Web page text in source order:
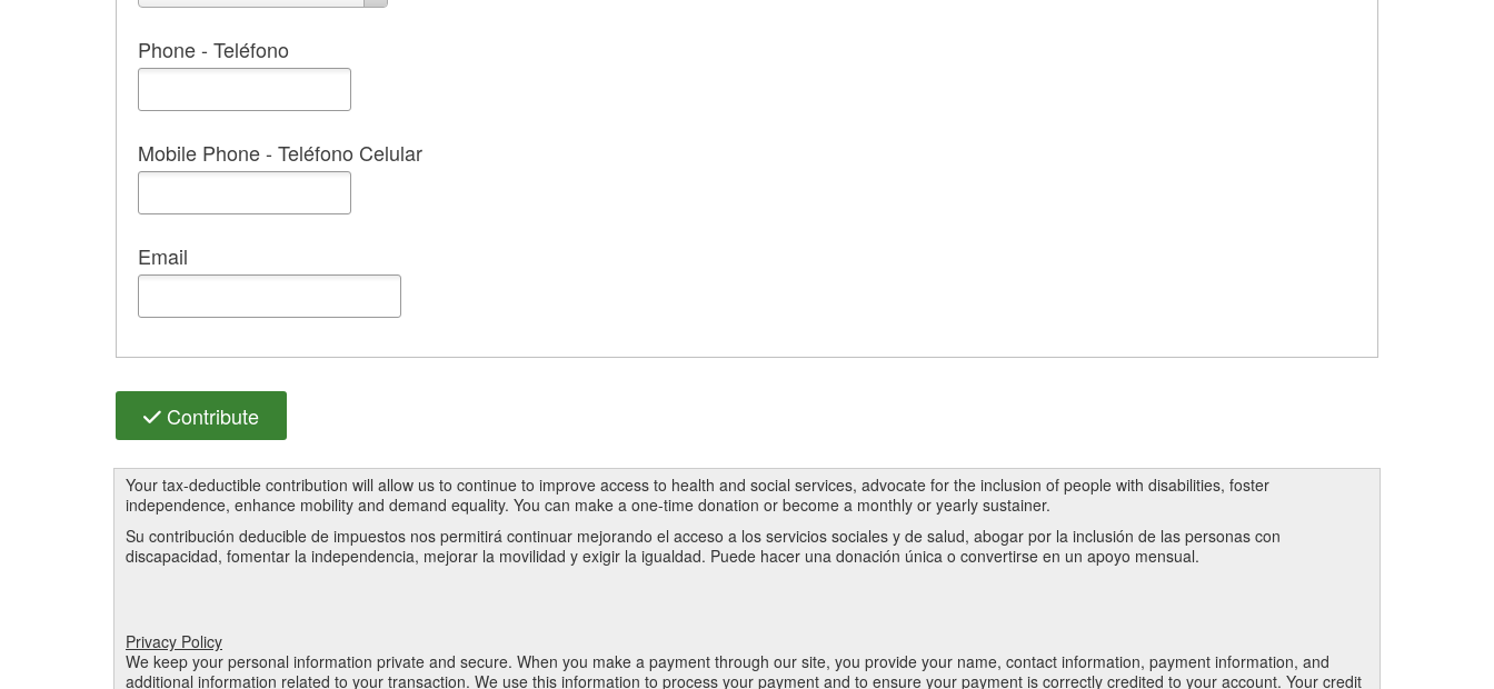
Phone - Teléfono
Mobile Phone - Teléfono Celular
Email
Contribute
Your tax-deductible contribution will allow us to continue to improve access to health and social services, advocate for the inclusion of people with disabilities, foster
independence, enhance mobility and demand equality. You can make a one-time donation or become a monthly or yearly sustainer.
Su contribución deducible de impuestos nos permitirá continuar mejorando el acceso a los servicios sociales y de salud, abogar por la inclusión de las personas con
discapacidad, fomentar la independencia, mejorar la movilidad y exigir la igualdad. Puede hacer una donación única o convertirse en un apoyo mensual.
Privacy Policy
We keep your personal information private and secure. When you make a payment through our site, you provide your name, contact information, payment information, and
additional information related to your transaction. We use this information to process your payment and to ensure your payment is correctly credited to your account. Your credit